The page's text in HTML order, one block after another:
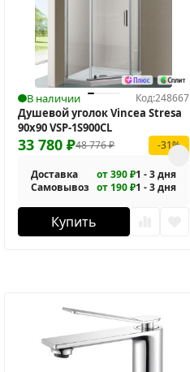
В наличии Код:248667
Душевой уголок Vincea Stresa
90x90 VSP-1S900CL
48 776₽
33 780₽ -31%
Доставка от 390 ₽1 - 3 дня
Самовывоз от 190 ₽1 - 3 дня
Купить